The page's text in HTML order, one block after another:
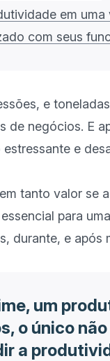
em
com seus
e
de negócios. E
e
tanto valor se
para
um
o único
a